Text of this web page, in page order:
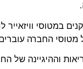
החברה עוברים
וההיגיינה של